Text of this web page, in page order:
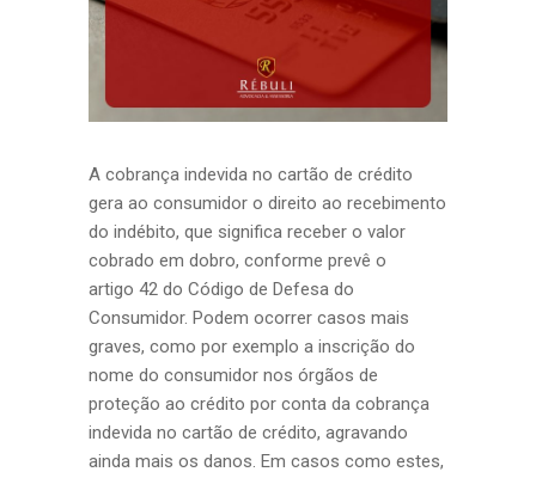
A cobrança indevida no cartão de crédito
gera ao consumidor o direito ao recebimento
do indébito, que significa receber o valor
cobrado em dobro, conforme prevê o
artigo 42 do Código de Defesa do
Consumidor. Podem ocorrer casos mais
graves, como por exemplo a inscrição do
nome do consumidor nos órgãos de
proteção ao crédito por conta da cobrança
indevida no cartão de crédito, agravando
ainda mais os danos. Em casos como estes,